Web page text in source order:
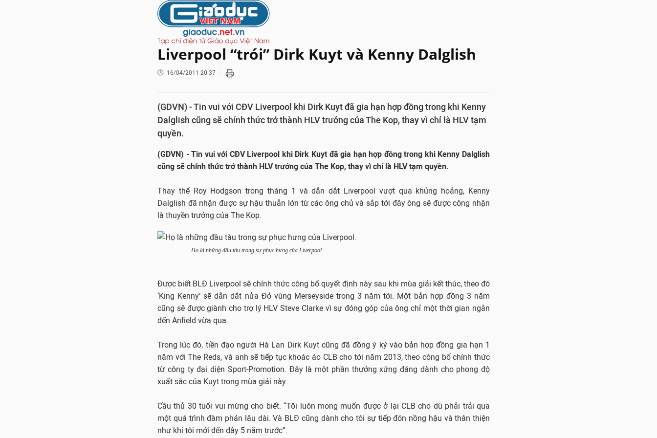
Liverpool “trói” Dirk Kuyt và Kenny Dalglish
16/04/2011 20:37
(GDVN) - Tin vui với CĐV Liverpool khi Dirk Kuyt đã gia hạn hợp đồng trong khi Kenny
Dalglish cũng sẽ chính thức trở thành HLV trưởng của The Kop, thay vì chỉ là HLV tạm
quyền.
(GDVN) - Tin vui với CĐV Liverpool khi Dirk Kuyt đã gia hạn hợp đồng trong khi Kenny Dalglish
cũng sẽ chính thức trở thành HLV trưởng của The Kop, thay vì chỉ là HLV tạm quyền.
Thay thế Roy Hodgson trong tháng 1 và dẫn dắt Liverpool vượt qua khủng hoảng, Kenny
Dalglish đã nhận được sự hậu thuẫn lớn từ các ông chủ và sắp tới đây ông sẽ được công nhận
là thuyền trưởng của The Kop.
Họ là những đầu tàu trong sự phục hưng của Liverpool.
Được biết BLĐ Liverpool sẽ chính thức công bố quyết định này sau khi mùa giải kết thúc, theo đó
‘King Kenny’ sẽ dẫn dắt nửa Đỏ vùng Merseyside trong 3 năm tới. Một bản hợp đồng 3 năm
cũng sẽ được giành cho trợ lý HLV Steve Clarke vì sự đóng góp của ông chỉ một thời gian ngắn
đến Anfield vừa qua.
Trong lúc đó, tiền đạo người Hà Lan Dirk Kuyt cũng đã đồng ý ký vào bản hợp đồng gia hạn 1
năm với The Reds, và anh sẽ tiếp tục khoác áo CLB cho tới năm 2013, theo công bố chính thức
từ công ty đại diện Sport-Promotion. Đây là một phần thưởng xứng đáng dành cho phong độ
xuất sắc của Kuyt trong mùa giải này.
Cầu thủ 30 tuổi vui mừng cho biết: “Tôi luôn mong muốn được ở lại CLB cho dù phải trải qua
một quá trình đàm phán lâu dài. Và BLĐ cũng dành cho tôi sự tiếp đón nồng hậu và thân thiện
như khi tôi mới đến đây 5 năm trước”.